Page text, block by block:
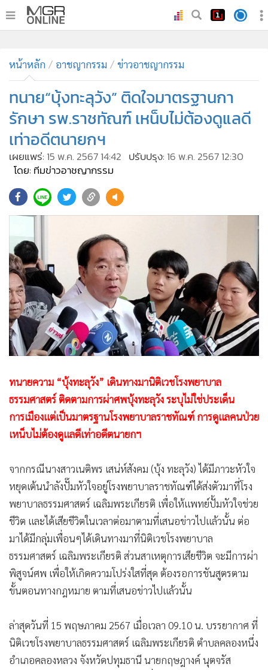
• ทันเหตุการณ์
• ภาคใต้
• ภูมิภาค
• Online Section
• บันเทิง
• ผู้จัดการรายวัน
คอลัมนิสต์
• ละคร
• CbizReview
• ผู้จัดกวน
• Good health & Well-being
• Green Innovation & SD
• Management & HR
• MGR Live
• Infographic
• ท่องเที่ยว
• กีฬา
• ต่างประเทศ
• Special Scoop
• จีน
• ชุมชน-คุณภาพชีวิต
• อาชญากรรม
• Motoring
•
วิทยาศาสตร์
• SMEs
• อินโดจีน
• กองทุนรวม
• Celeb Online
หน้าหลัก อาชญากรรม ข่าวอาชญากรรม
ทนาย“บุ้งทะลุวัง” ติดใจมาตรฐานกา
รักษา รพ.ราชทัณฑ์ เหน็บไม่ต้องดูแลดี
เท่าอดีตนายกฯ
เผยแพร่: 15 พ.ค. 2567 14:42 ปรับปรุง: 16 พ.ค. 2567 12:30
โดย: ทีมข่าวอาชญากรรม
ทนายความ “บุ้งทะลุวัง” เดินทางมานิติเวชโรงพยาบาล
ธรรมศาสตร์ ติดตามการผ่าศพบุ้งทะลุวัง ระบุไม่ใช่ประเด็น
การเมืองแต่เป็นมาตรฐานโรงพยาบาลราชทัณฑ์ การดูแลคนป่วย
เหน็บไม่ต้องดูแลดีเท่าอดีตนายกฯ
จากกรณีนางสาวเนติพร เสน่ห์สังคม (บุ้ง ทะลุวัง) ได้มีภาวะหัวใจ
หยุดเต้นนำลังปั๊มหัวใจอยู่โรงพยาบาลราชทัณฑ์ได้ส่งตัวมาที่โรง
พยาบาลธรรมศาสตร์ เฉลิมพระเกียรติ เพื่อให้แพทย์ปั้มหัวใจช่วย
ชีวิต และได้เสียชีวิตในเวลาต่อมาตามที่เสนอข่าวไปแล้วนั้น ต่อ
มาได้มีกลุ่มเพื่อนๆได้เดินทางมาที่นิติเวชโรงพยาบาล
ธรรมศาสตร์ เฉลิมพระเกียรติ ส่วนสาเหตุการเสียชีวิต จะมีการผ่า
พิสูจน์ศพ เพื่อให้เกิดความโปร่งใสที่สุด ต้องรอการชันสูตรตาม
ขั้นตอนทางกฎหมาย ตามที่เสนอข่าวไปแล้วนั้น
ล่าสุดวันที่ 15 พฤษภาคม 2567 เมื่อเวลา 09.10 น. บรรยากาศ ที่
นิติเวชโรงพยาบาลธรรมศาสตร์ เฉลิมพระเกียรติ ตำบลคลองหนึ่ง
อำเภอคลองหลวง จังหวัดปทุมธานี นายกฤษฎางค์ นุตจรัส